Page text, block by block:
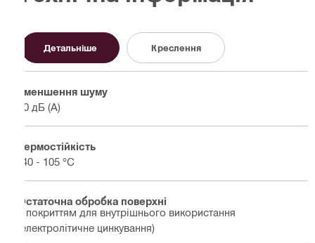
Детальніше Креслення
Зменшення шуму
20 дБ (A)
Термостійкість
-40 - 105 °C
Остаточна обробка поверхні
З покриттям для внутрішнього використання
(електролітичне цинкування)